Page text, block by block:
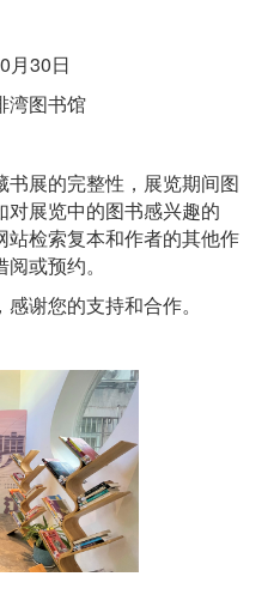
月30日
湾图书馆
展的完整性，展览期间图
展览中的图书感兴趣的
检索复本和作者的其他作
或预约。
谢您的支持和合作。